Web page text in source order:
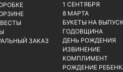
ЗАКАЗ
1 СЕНТЯБРЯ
8 МАРТА
БУКЕТЫ НА
ГОДОВЩИНА
ДЕНЬ РОЖДЕНИЯ
ИЗВИНЕНИЕ
КОМПЛИМЕНТ
РОЖДЕНИЕ